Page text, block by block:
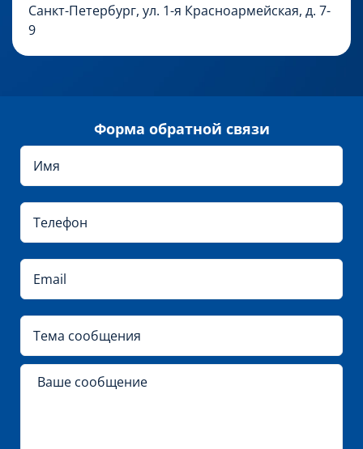
Санкт-Петербург, ул. 1-я Красноармейская, д. 7-
9
Форма обратной связи